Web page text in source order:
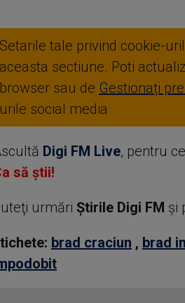
Setarile tale privind cookie-
aceasta sectiune. Poti
browser sau de Gestionați
urile social media
Digi FM Live, pentru
să știi!
urmări Știrile Digi FM şi
brad craciun , brad